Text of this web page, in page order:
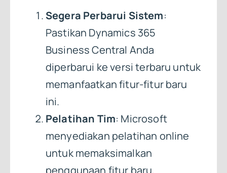
Segera Perbarui Sistem:
Pastikan Dynamics 365
Business Central Anda
diperbarui ke versi terbaru untuk
memanfaatkan fitur-fitur baru
ini.
Pelatihan Tim: Microsoft
menyediakan pelatihan online
untuk memaksimalkan
penggunaan fitur baru,